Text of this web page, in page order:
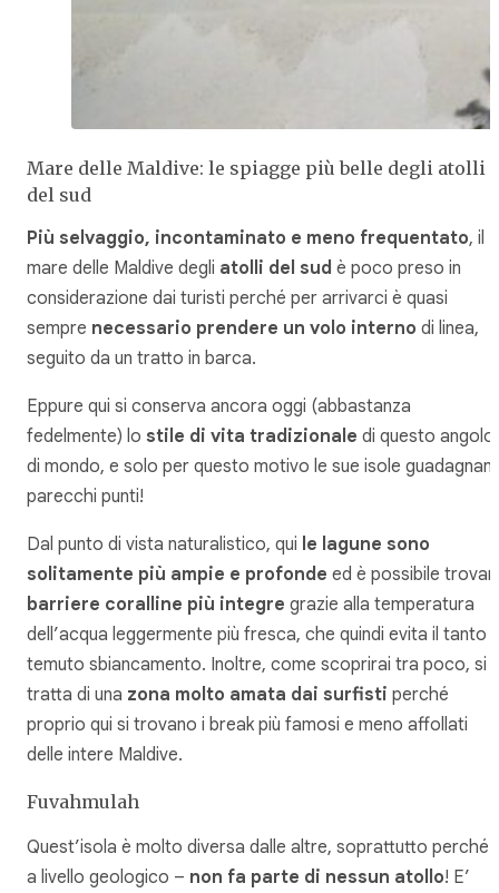
Mare delle Maldive: le spiagge più belle degli atolli
del sud
Più selvaggio, incontaminato e meno frequentato, il
mare delle Maldive degli atolli del sud è poco preso in
considerazione dai turisti perché per arrivarci è quasi
sempre necessario prendere un volo interno di linea,
seguito da un tratto in barca.
Eppure qui si conserva ancora oggi (abbastanza
fedelmente) lo stile di vita tradizionale di questo angolo
di mondo, e solo per questo motivo le sue isole
parecchi punti!
Dal punto di vista naturalistico, qui le lagune sono
solitamente più ampie e profonde ed è possibile
barriere coralline più integre grazie alla temperatura
dell’acqua leggermente più fresca, che quindi evita il tanto
temuto sbiancamento. Inoltre, come scoprirai tra poco, si
tratta di una zona molto amata dai surfisti perché
proprio qui si trovano i break più famosi e meno affollati
delle intere Maldive.
Fuvahmulah
Quest’isola è molto diversa dalle altre, soprattutto perché
a livello geologico – non fa parte di nessun atollo! E’